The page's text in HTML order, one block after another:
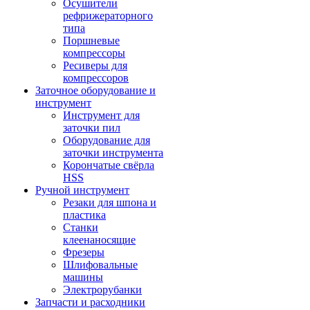
Осушители
рефрижераторного
типа
Поршневые
компрессоры
Ресиверы для
компрессоров
Заточное оборудование и
инструмент
Инструмент для
заточки пил
Оборудование для
заточки инструмента
Корончатые свёрла
HSS
Ручной инструмент
Резаки для шпона и
пластика
Станки
клеенаносящие
Фрезеры
Шлифовальные
машины
Электрорубанки
Запчасти и расходники